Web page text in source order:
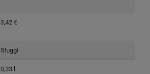
3,42 €
Stuggi
0,33 l